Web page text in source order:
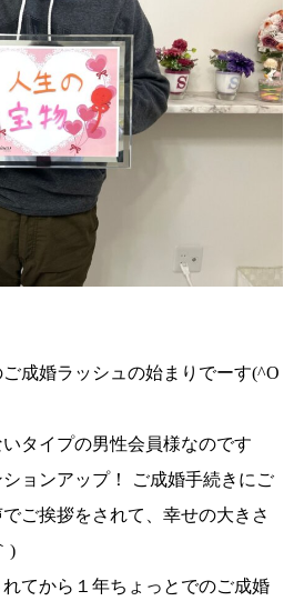
成婚ラッシュの始まりでーす(^O
タイプの男性会員様なのです
ョンアップ！
ご成婚手続きにご
ご挨拶をされて、幸せの大きさ
)
てから １年ちょっとでのご成婚